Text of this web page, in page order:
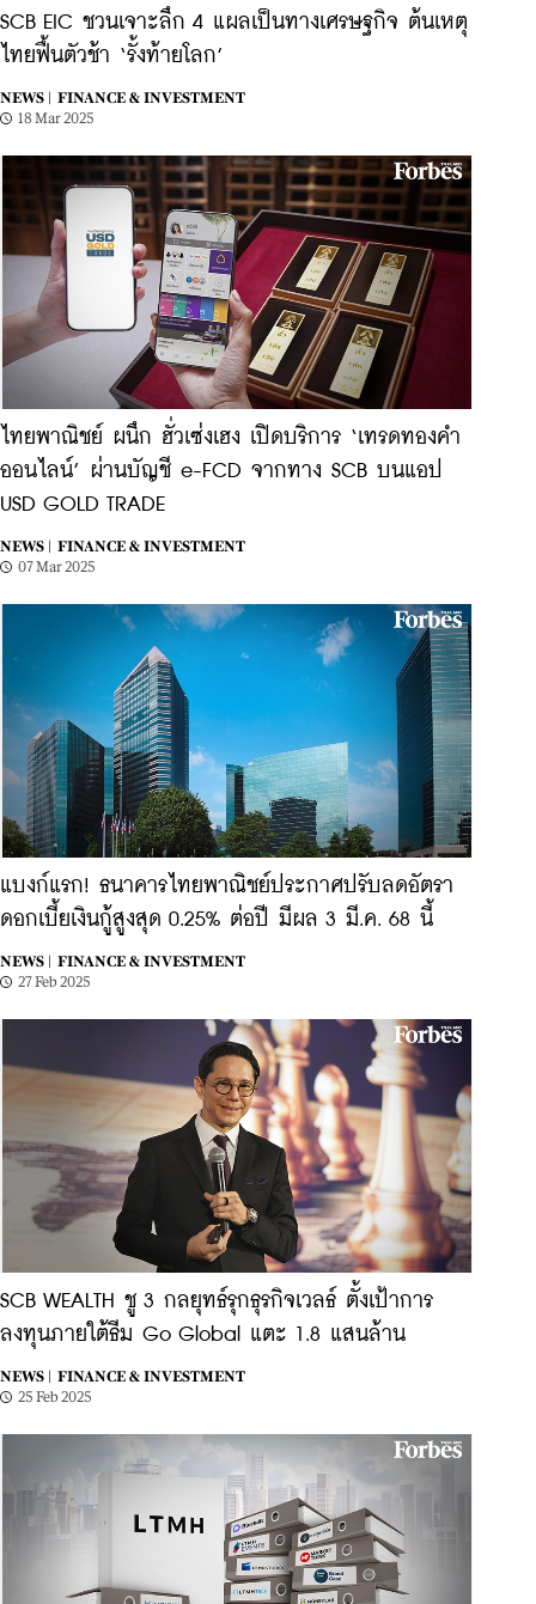
SCB EIC ชวนเจาะลึก 4 แผลเป็นทางเศรษฐกิจ ต้นเหตุ
ไทยฟื้นตัวช้า ‘รั้งท้ายโลก’
NEWS |
FINANCE & INVESTMENT
18 Mar 2025
ไทยพาณิชย์ ผนึก ฮั่วเซ่งเฮง เปิดบริการ ‘เทรดทองคำ
ออนไลน์’ ผ่านบัญชี e-FCD จากทาง SCB บนแอป
USD GOLD TRADE
NEWS |
FINANCE & INVESTMENT
07 Mar 2025
แบงก์แรก! ธนาคารไทยพาณิชย์ประกาศปรับลดอัตรา
ดอกเบี้ยเงินกู้สูงสุด 0.25% ต่อปี มีผล 3 มี.ค. 68 นี้
NEWS |
FINANCE & INVESTMENT
27 Feb 2025
SCB WEALTH ชู 3 กลยุทธ์รุกธุรกิจเวลธ์ ตั้งเป้าการ
ลงทุนภายใต้ธีม Go Global แตะ 1.8 แสนล้าน
NEWS |
FINANCE & INVESTMENT
25 Feb 2025